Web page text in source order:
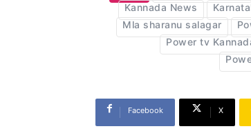
Kannada News
Mla sharanu salagar
Power tv
Facebook X